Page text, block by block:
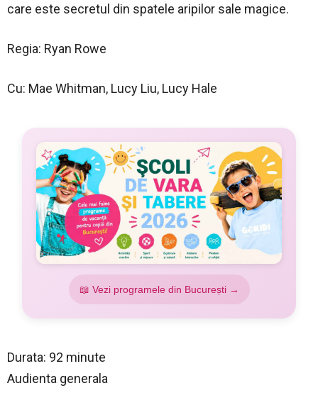
care este secretul din spatele aripilor sale magice.
Regia: Ryan Rowe
Cu: Mae Whitman, Lucy Liu, Lucy Hale
📖 Vezi programele din București →
Durata: 92 minute
Audienta generala